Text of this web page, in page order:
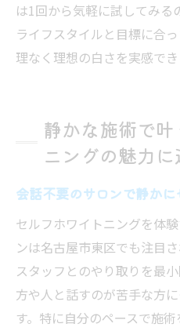
は1回から気軽に試してみる
ライフスタイルと目標に合
理なく理想の白さを実感でき
静かな施術で
ニングの魅力に
会話不要のサロンで静か
セルフホワイトニングを体
ンは名古屋市東区でも注目
スタッフとのやり取りを最
方や人と話すのが苦手な方
す。特に自分のペースで施